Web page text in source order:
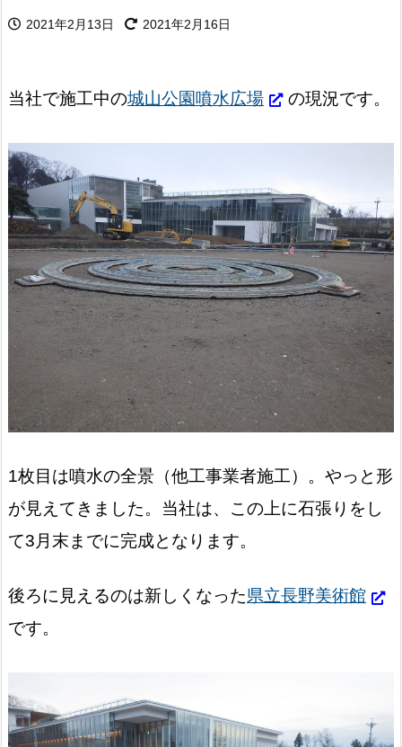
2021年2月13日 2021年2月16日
当社で施工中の城山公園噴水広場 の現況です。
1枚目は噴水の全景（他工事業者施工）。やっと形
が見えてきました。当社は、この上に石張りをし
て3月末までに完成となります。
後ろに見えるのは新しくなった県立長野美術館
です。